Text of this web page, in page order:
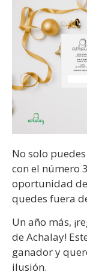
No solo
con el número
oportunidad
quedes fuera
Un año más,
de Achalay!
ganador y
ilusión.